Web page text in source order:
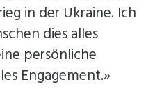
in der Ukraine. Ich
dies alles
persönliche
Engagement.»